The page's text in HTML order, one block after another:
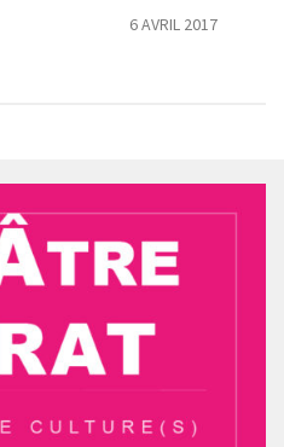
6 AVRIL 2017